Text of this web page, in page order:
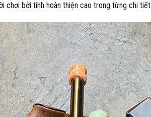
chơi bởi tính hoàn thiện cao trong từng chi tiết